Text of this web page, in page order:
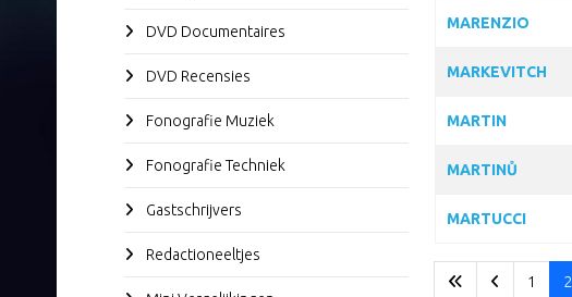
DVD Documentaires
DVD Recensies
Fonografie Muziek
Fonografie Techniek
Gastschrijvers
Redactioneeltjes
MARENZIO
MARKEVITCH
MARTIN
MARTINŮ
MARTUCCI
1 2